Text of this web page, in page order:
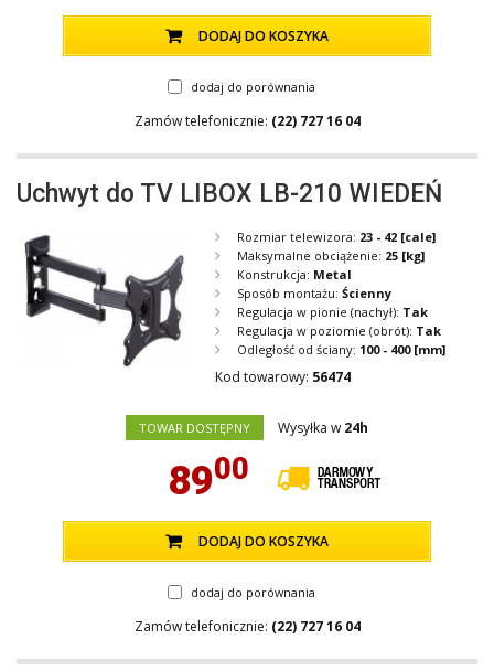
DODAJ DO KOSZYKA
dodaj do porównania
Zamów telefonicznie: (22) 727 16 04
Uchwyt do TV LIBOX LB-210 WIEDEŃ
Rozmiar telewizora: 23 - 42 [cale]
Maksymalne obciążenie: 25 [kg]
Konstrukcja: Metal
Sposób montażu: Ścienny
Regulacja w pionie (nachył): Tak
Regulacja w poziomie (obrót): Tak
Odległość od ściany: 100 - 400 [mm]
Kod towarowy: 56474
TOWAR DOSTĘPNY Wysyłka w 24h
8900
DODAJ DO KOSZYKA
dodaj do porównania
Zamów telefonicznie: (22) 727 16 04